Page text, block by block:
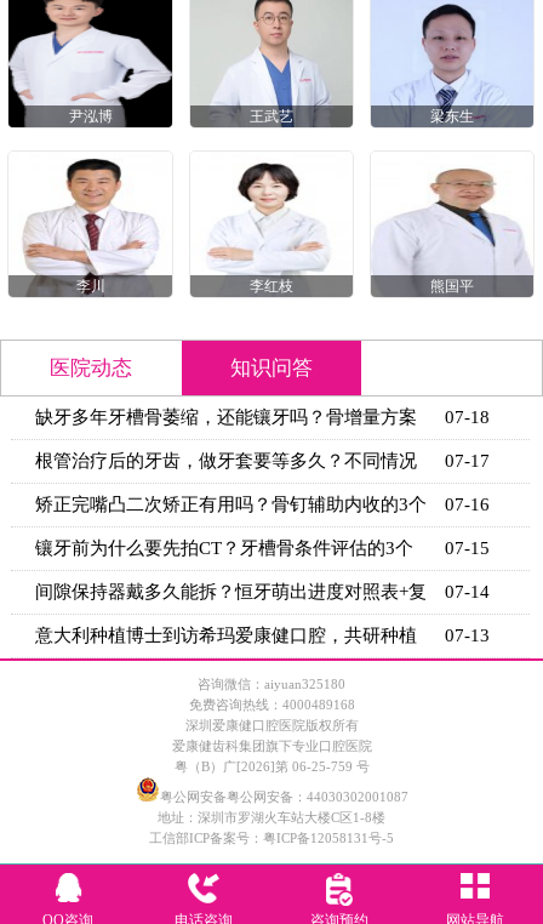
尹泓博 王武艺 梁东生
李川 李红枝 熊国平
医院动态 知识问答
缺牙多年牙槽骨萎缩，还能镶牙吗？骨增量方案
+适用条
07-18
根管治疗后的牙齿，做牙套要等多久？不同情况
的等待时
07-17
矫正完嘴凸二次矫正有用吗？骨钉辅助内收的3个
关键条
07-16
镶牙前为什么要先拍CT？牙槽骨条件评估的3个
关键指标
07-15
间隙保持器戴多久能拆？恒牙萌出进度对照表+复
诊时间
07-14
意大利种植博士到访希玛爱康健口腔，共研种植 07-13
咨询微信：aiyuan325180
免费咨询热线：4000489168
深圳爱康健口腔医院版权所有
爱康健齿科集团旗下专业口腔医院
粤（B）广[2026]第 06-25-759 号
粤公网安备粤公网安备：44030302001087
地址：深圳市罗湖火车站大楼C区1-8楼
工信部ICP备案号： 粤ICP备12058131号-5
QQ咨询 电话咨询 咨询预约 网站导航